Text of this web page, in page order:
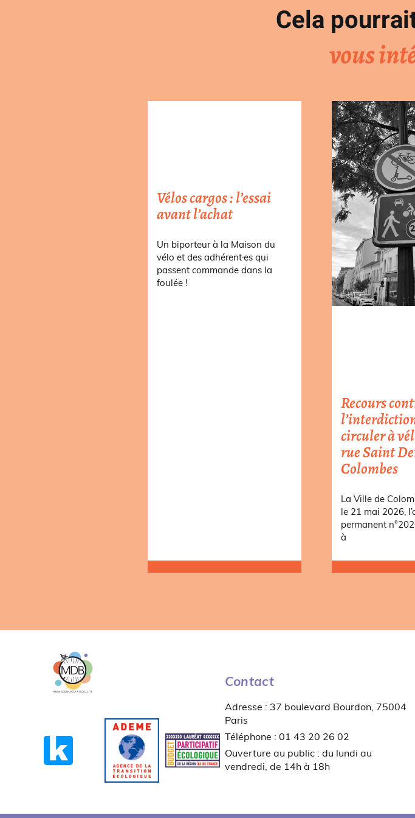
Cela
vous
Vélos cargos : l’essai
avant l’achat
Un biporteur à la Maison du
vélo et des adhérent·es qui
passent commande dans la
foulée !
Recours
circuler à
rue Saint
Colombes
La Ville de
le 21 mai 2026,
permanent
à
Contact
Adresse : 37 boulevard Bourdon, 75004
Paris
Téléphone : 01 43 20 26 02
Ouverture au public : du lundi au
vendredi, de 14h à 18h